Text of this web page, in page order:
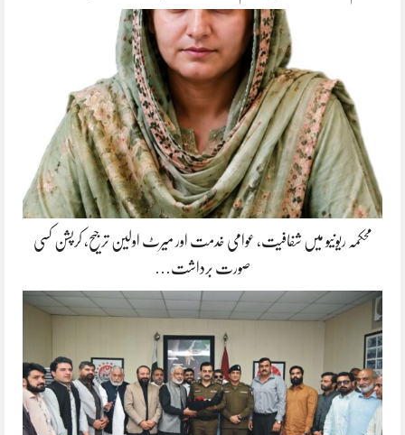
محکمہ ریونیو میں شفافیت، عوامی خدمت اور میرٹ اولین ترجیح، کرپشن کسی
صورت برداشت…